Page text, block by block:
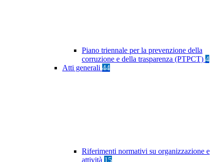
Piano triennale per la prevenzione della
corruzione e della trasparenza (PTPCT) 4
Atti generali 44
Riferimenti normativi su organizzazione e
attività 15